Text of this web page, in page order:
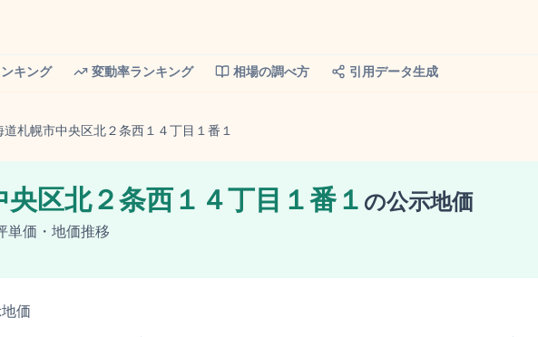
キング 変動率ランキング 相場の調べ方 引用データ生成
道札幌市中央区北２条西１４丁目１番１
区北２条西１４丁目１番１ の公示地価
単価・地価推移
価